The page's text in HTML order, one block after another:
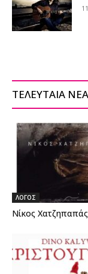
ΤΕΛΕΥΤΑΙΑ ΝΕΑ
ΛΟΓΟΣ
Νίκος